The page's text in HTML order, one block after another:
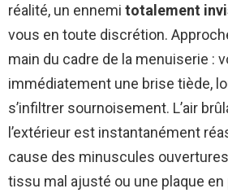
réalité, un ennemi totalement
vous en toute discrétion.
main du cadre de la menuiserie :
immédiatement une brise tiède,
s’infiltrer sournoisement. L’air
l’extérieur est instantanément
cause des minuscules
tissu mal ajusté ou une plaque